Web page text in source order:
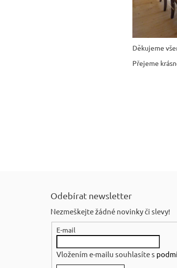
Děkujeme
Přejeme
Odebírat newsletter
Nezmeškejte žádné novinky či slevy!
E-mail
Vložením e-mailu souhlasíte s